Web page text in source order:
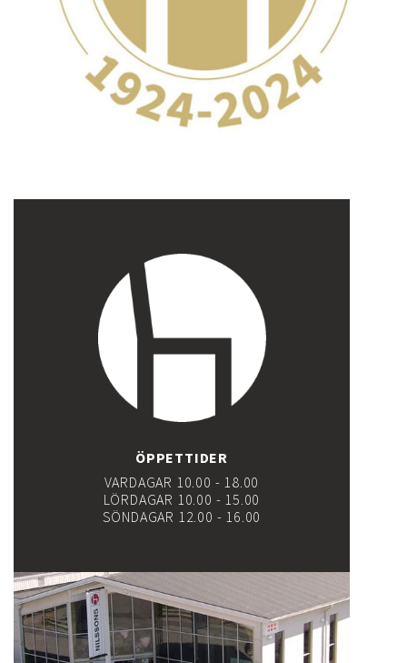
ÖPPETTIDER
VARDAGAR 10.00 - 18.00
LÖRDAGAR 10.00 - 15.00
SÖNDAGAR 12.00 - 16.00